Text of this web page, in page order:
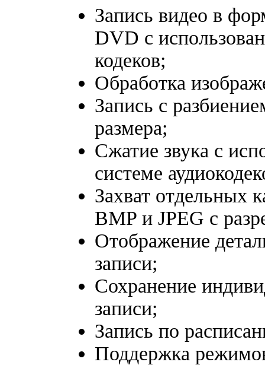
Запись видео в
DVD с
кодеков;
Обработка
Запись с
размера;
Сжатие звука с
системе
Захват отдельных
BMP и JPEG с
Отображение
записи;
Сохранение
записи;
Запись по
Поддержка